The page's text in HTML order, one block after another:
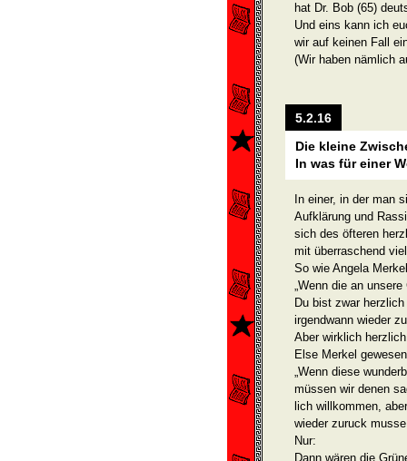
hat Dr. Bob (65)
Und eins kann ich
wir auf keinen Fall
(Wir haben nämlich
5.2.16
Die kleine
In was für einer
In einer, in der man
Aufklärung und
sich des öfteren
mit überraschend
So wie Angela
„Wenn die an
Du bist zwar
irgendwann wieder
Aber wirklich
Else Merkel
„Wenn diese
müssen wir denen
lich willkommen,
wieder zuruck
Nur:
Dann wären die